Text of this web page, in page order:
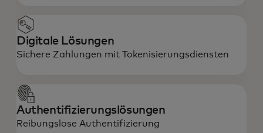
Digitale Lösungen
Sichere Zahlungen mit Tokenisierungsdiensten
Authentifizierungslösungen
Reibungslose Authentifizierung